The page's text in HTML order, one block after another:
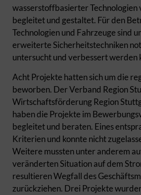
wasserstoffbasierter Technologien
begleitet und gestaltet. Für den
Technologien und Fahrzeuge sind
erweiterte Sicherheitstechniken
untersucht und verbessert werden
Acht Projekte hatten sich um die
beworben. Der Verband Region
Wirtschaftsförderung Region
haben die Projekte im
begleitet und beraten. Eines
Kriterien und konnte nicht
Weitere mussten unter anderem
veränderten Situation auf dem
resultieren Wegfall des
zurückziehen. Drei Projekte